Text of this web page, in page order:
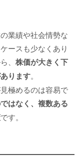
業績や社会情勢な
ースも少なくあり
、 株価が大きく下
ります。
極めるのは容易で
はなく、複数ある
です。